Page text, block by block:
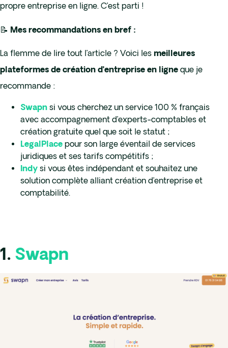
propre entreprise en ligne. C’est parti !
📝 Mes recommandations en bref :
La flemme de lire tout l’article ? Voici les meilleures
plateformes de création d’entreprise en ligne que je
recommande :
Swapn si vous cherchez un service 100 % français
avec accompagnement d’experts-comptables et
création gratuite quel que soit le statut ;
LegalPlace pour son large éventail de services
juridiques et ses tarifs compétitifs ;
Indy si vous êtes indépendant et souhaitez une
solution complète alliant création d’entreprise et
comptabilité.
1. Swapn